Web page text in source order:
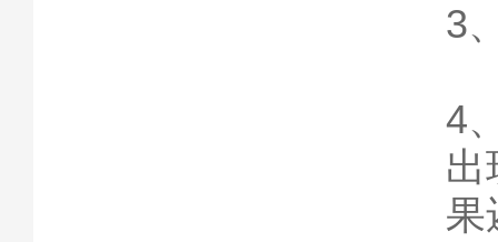
3
4
出
果